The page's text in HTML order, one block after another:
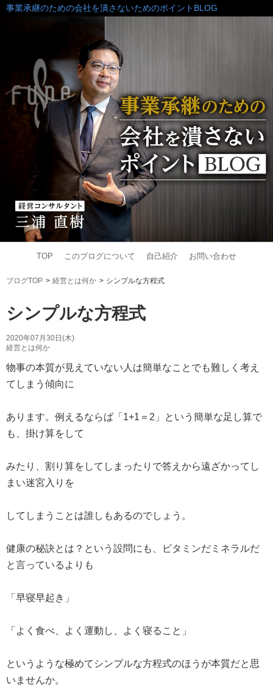
事業承継のための会社を潰さないためのポイントBLOG
TOP このブログについて 自己紹介 お問い合わせ
ブログTOP 経営とは何か シンプルな方程式
シンプルな方程式
2020年07月30日(木)
経営とは何か
物事の本質が見えていない人は簡単なことでも難しく考え
てしまう傾向に
あります。例えるならば「1+1＝2」という簡単な足し算で
も、掛け算をして
みたり、割り算をしてしまったりで答えから遠ざかってし
まい迷宮入りを
してしまうことは誰しもあるのでしょう。
健康の秘訣とは？という設問にも、ビタミンだミネラルだ
と言っているよりも
「早寝早起き」
「よく食べ、よく運動し、よく寝ること」
というような極めてシンプルな方程式のほうが本質だと思
いませんか。